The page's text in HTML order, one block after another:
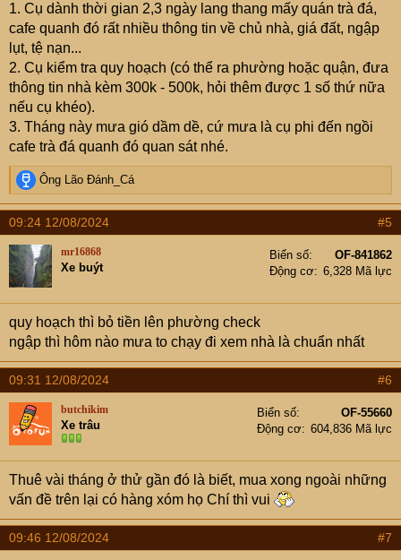
1. Cụ dành thời gian 2,3 ngày lang thang mấy quán trà đá,
cafe quanh đó rất nhiều thông tin về chủ nhà, giá đất, ngập
lụt, tệ nạn...
2. Cụ kiểm tra quy hoạch (có thể ra phường hoặc quận, đưa
thông tin nhà kèm 300k - 500k, hỏi thêm được 1 số thứ nữa
nếu cụ khéo).
3. Tháng này mưa gió dầm dề, cứ mưa là cụ phi đến ngồi
cafe trà đá quanh đó quan sát nhé.
R
e
a
c
t
i
o
n
s
:
Ông Lão Đánh_Cá
09:24 12/08/2024 #5
mr16868
Xe buýt
Biển số
OF-841862
Động cơ
6,328 Mã lực
quy hoạch thì bỏ tiền lên phường check
ngập thì hôm nào mưa to chạy đi xem nhà là chuẩn nhất
09:31 12/08/2024 #6
butchikim
Xe trâu
Biển số
OF-55660
Động cơ
604,836 Mã lực
Thuê vài tháng ở thử gần đó là biết, mua xong ngoài những
vấn đề trên lại có hàng xóm họ Chí thì vui
09:46 12/08/2024 #7